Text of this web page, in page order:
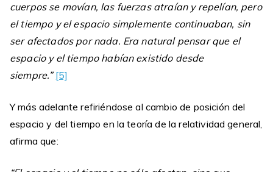
cuerpos se movían, las fuerzas atraían y repelían, pero
el tiempo y el espacio simplemente continuaban, sin
ser afectados por nada. Era natural pensar que el
espacio y el tiempo habían existido desde
siempre.” [5]
Y más adelante refiriéndose al cambio de posición del
espacio y del tiempo en la teoría de la relatividad general,
afirma que: